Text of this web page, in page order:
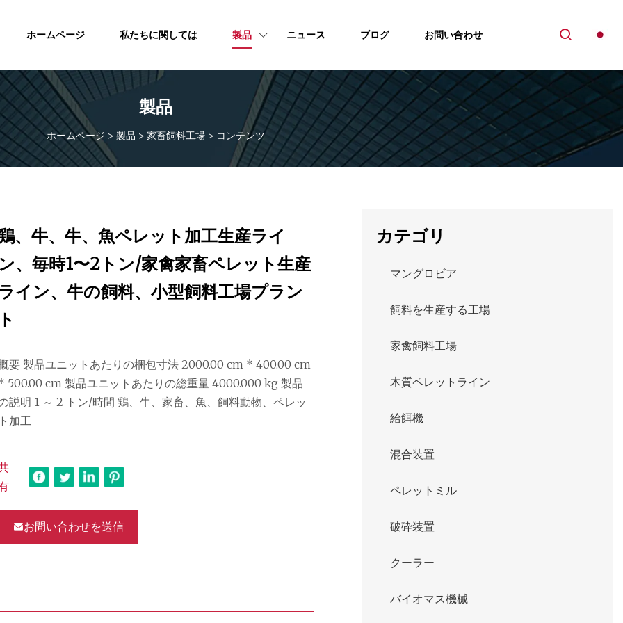
ホームページ 私たちに関しては 製品 ニュース ブログ お問い合わせ
製品
ホームページ > 製品 > 家畜飼料工場 > コンテンツ
、牛、牛、魚ペレット加工生産ライ
、毎時1〜2トン/家禽家畜ペレット生産
イン、牛の飼料、小型飼料工場プラン
要 製品ユニットあたりの梱包寸法 2000.00 cm * 400.00 cm
500.00 cm 製品ユニットあたりの総重量 4000.000 kg 製品
説明 1 ～ 2 トン/時間 鶏、牛、家畜、魚、飼料動物、ペレッ
加工
お問い合わせを送信
カテゴリ
マングロビア
飼料を生産する工場
家禽飼料工場
木質ペレットライン
給餌機
混合装置
ペレットミル
破砕装置
クーラー
バイオマス機械